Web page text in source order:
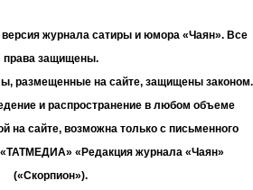
версия журнала сатиры и юмора «Чаян». Все
права защищены.
размещенные на сайте, защищены законом.
и распространение в любом объеме
на сайте, возможна только с письменного
«Редакция журнала «Чаян»
(«Скорпион»).